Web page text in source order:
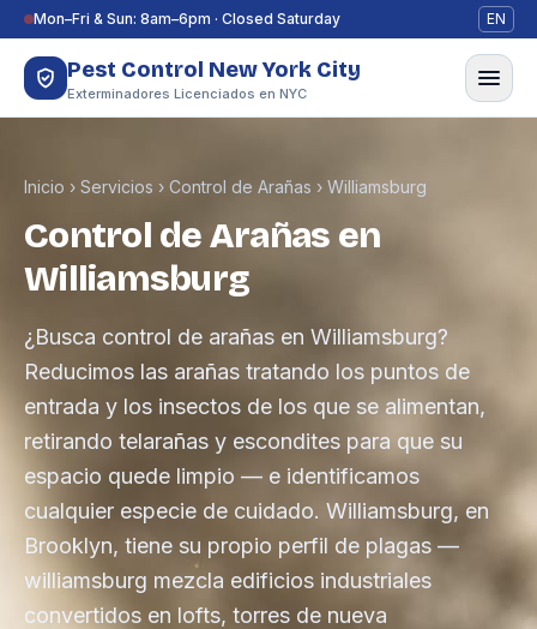
Saltar al contenido
Mon–Fri & Sun: 8am–6pm · Closed Saturday EN
Pest Control New York City
Exterminadores Licenciados en NYC
Inicio › Servicios › Control de Arañas › Williamsburg
Control de Arañas en
Williamsburg
¿Busca control de arañas en Williamsburg?
Reducimos las arañas tratando los puntos de
entrada y los insectos de los que se alimentan,
retirando telarañas y escondites para que su
espacio quede limpio — e identificamos
cualquier especie de cuidado. Williamsburg, en
Brooklyn, tiene su propio perfil de plagas —
williamsburg mezcla edificios industriales
convertidos en lofts, torres de nueva